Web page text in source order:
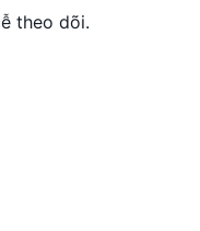
theo dõi.